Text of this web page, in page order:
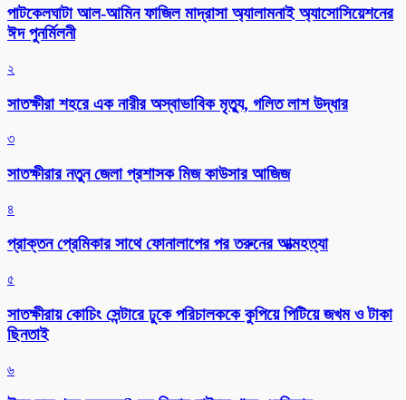
পাটকেলঘাটা আল-আমিন ফাজিল মাদ্রাসা অ্যালামনাই অ্যাসোসিয়েশনের
ঈদ পুনর্মিলনী
২
সাতক্ষীরা শহরে এক নারীর অস্বাভাবিক মৃত্যু, গলিত লাশ উদ্ধার
৩
সাতক্ষীরার নতুন জেলা প্রশাসক মিজ কাউসার আজিজ
৪
প্রাক্তন প্রেমিকার সাথে ফোনালাপের পর তরুনের আত্মহত্যা
৫
সাতক্ষীরায় কোচিং সেন্টারে ঢুকে পরিচালককে কুপিয়ে পিটিয়ে জখম ও টাকা
ছিনতাই
৬